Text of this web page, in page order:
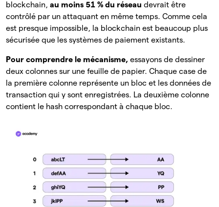
blockchain, au moins 51 % du réseau devrait être
contrôlé par un attaquant en même temps. Comme cela
est presque impossible, la blockchain est beaucoup plus
sécurisée que les systèmes de paiement existants.
Pour comprendre le mécanisme, essayons de dessiner
deux colonnes sur une feuille de papier. Chaque case de
la première colonne représente un bloc et les données de
transaction qui y sont enregistrées. La deuxième colonne
contient le hash correspondant à chaque bloc.